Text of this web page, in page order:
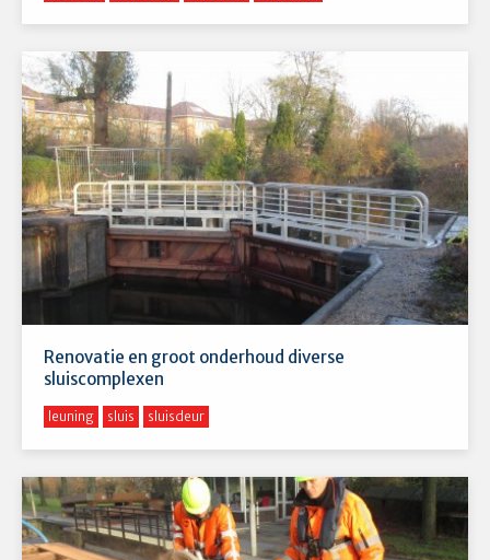
Renovatie en groot onderhoud diverse
sluiscomplexen
leuning sluis sluisdeur